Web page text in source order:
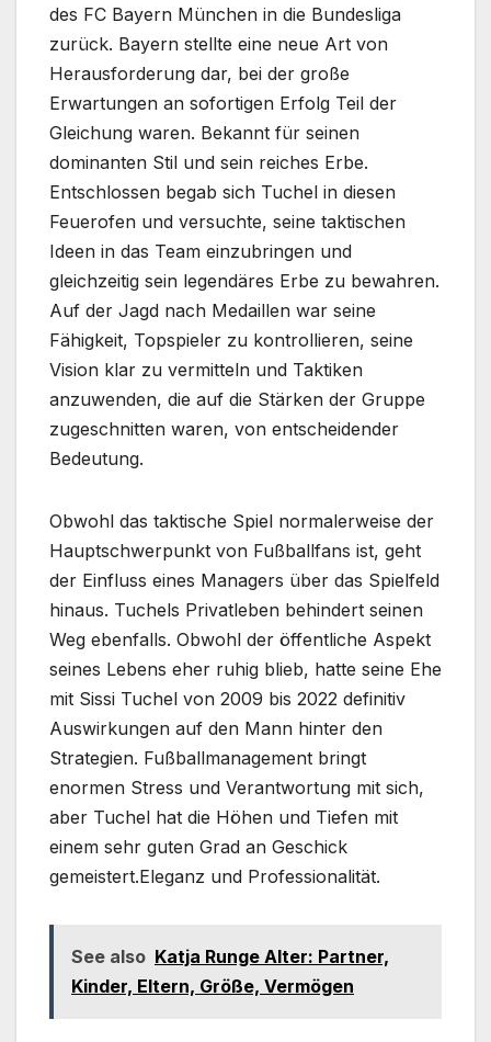
des FC Bayern München in die Bundesliga
zurück. Bayern stellte eine neue Art von
Herausforderung dar, bei der große
Erwartungen an sofortigen Erfolg Teil der
Gleichung waren. Bekannt für seinen
dominanten Stil und sein reiches Erbe.
Entschlossen begab sich Tuchel in diesen
Feuerofen und versuchte, seine taktischen
Ideen in das Team einzubringen und
gleichzeitig sein legendäres Erbe zu bewahren.
Auf der Jagd nach Medaillen war seine
Fähigkeit, Topspieler zu kontrollieren, seine
Vision klar zu vermitteln und Taktiken
anzuwenden, die auf die Stärken der Gruppe
zugeschnitten waren, von entscheidender
Bedeutung.
Obwohl das taktische Spiel normalerweise der
Hauptschwerpunkt von Fußballfans ist, geht
der Einfluss eines Managers über das Spielfeld
hinaus. Tuchels Privatleben behindert seinen
Weg ebenfalls. Obwohl der öffentliche Aspekt
seines Lebens eher ruhig blieb, hatte seine Ehe
mit Sissi Tuchel von 2009 bis 2022 definitiv
Auswirkungen auf den Mann hinter den
Strategien. Fußballmanagement bringt
enormen Stress und Verantwortung mit sich,
aber Tuchel hat die Höhen und Tiefen mit
einem sehr guten Grad an Geschick
gemeistert.Eleganz und Professionalität.
See also Katja Runge Alter: Partner,
Kinder, Eltern, Größe, Vermögen